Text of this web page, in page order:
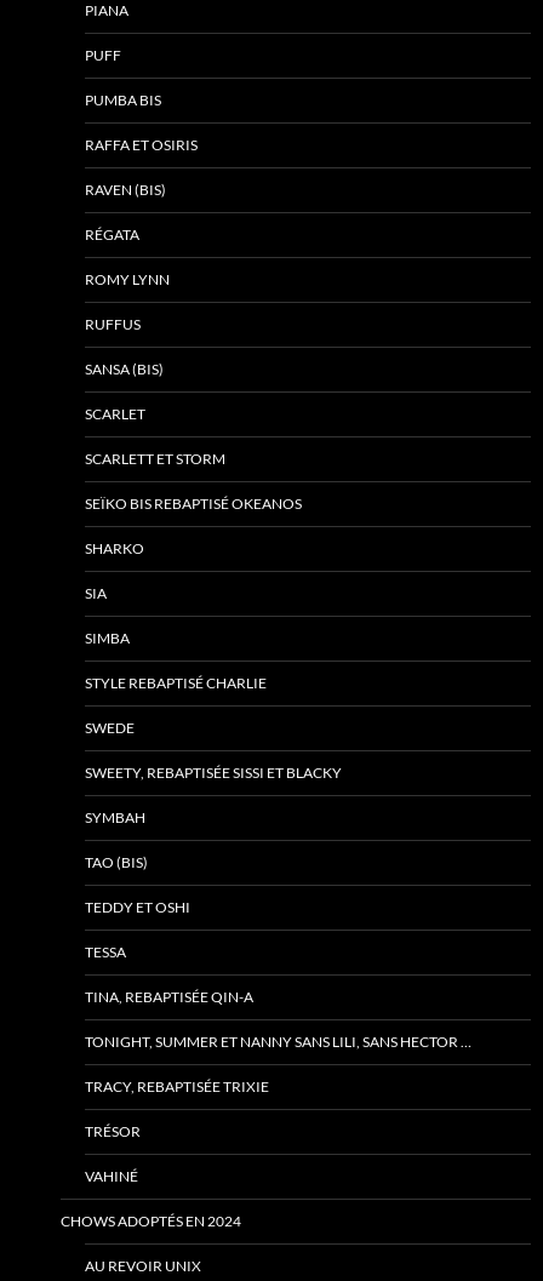
PIANA
PUFF
PUMBA BIS
RAFFA ET OSIRIS
RAVEN (BIS)
RÉGATA
ROMY LYNN
RUFFUS
SANSA (BIS)
SCARLET
SCARLETT ET STORM
SEÏKO BIS REBAPTISÉ OKEANOS
SHARKO
SIA
SIMBA
STYLE REBAPTISÉ CHARLIE
SWEDE
SWEETY, REBAPTISÉE SISSI ET BLACKY
SYMBAH
TAO (BIS)
TEDDY ET OSHI
TESSA
TINA, REBAPTISÉE QIN-A
TONIGHT, SUMMER ET NANNY SANS LILI, SANS HECTOR …
TRACY, REBAPTISÉE TRIXIE
TRÉSOR
VAHINÉ
CHOWS ADOPTÉS EN 2024
AU REVOIR UNIX